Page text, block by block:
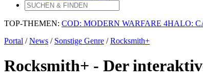
TOP-THEMEN: COD: MODERN WARFARE 4HALO:
Portal /News / Sonstige Genre /Rocksmith+
Rocksmith+ - Der